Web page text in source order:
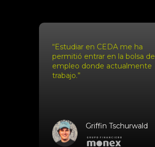
“Estudiar en CEDA me ha
permitió entrar en la bolsa de
empleo donde actualmente
trabajo.”
Griffin Tschurwald